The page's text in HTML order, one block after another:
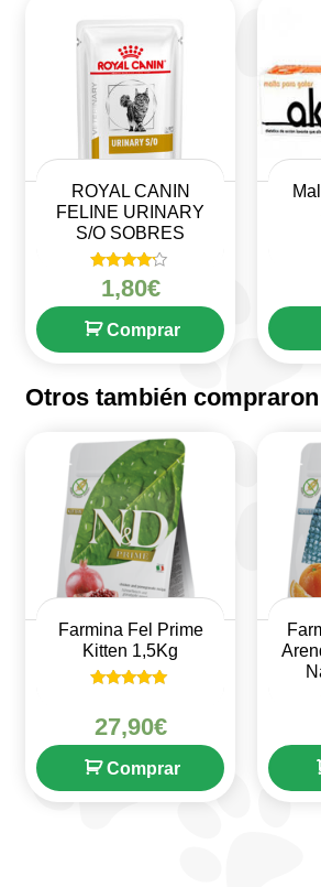
ROYAL CANIN
FELINE URINARY
S/O SOBRES
Valorado
en
4
de 5
1,80€
Comprar
Otros también compraron
Farmina Fel Prime
Kitten 1,5Kg
de 5
27,90€
Comprar